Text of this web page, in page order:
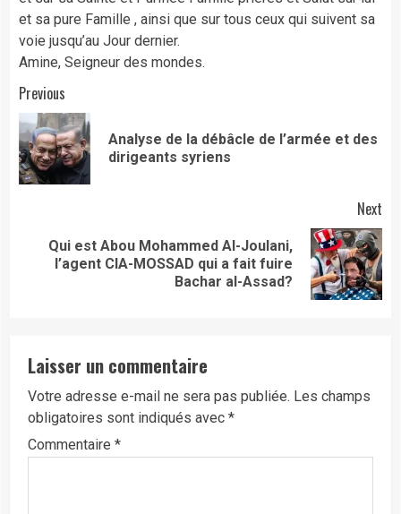
et sa pure Famille , ainsi que sur tous ceux qui suivent sa
voie jusqu’au Jour dernier.
Amine, Seigneur des mondes.
Continue
Reading
Previous
Analyse de la débâcle de l’armée et des
dirigeants syriens
Next
Qui est Abou Mohammed Al-Joulani,
l’agent CIA-MOSSAD qui a fait fuire
Bachar al-Assad?
Laisser un commentaire
Votre adresse e-mail ne sera pas publiée. Les champs
obligatoires sont indiqués avec *
Commentaire *